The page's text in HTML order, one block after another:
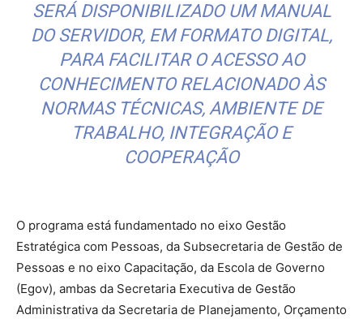
SERÁ DISPONIBILIZADO UM MANUAL
DO SERVIDOR, EM FORMATO DIGITAL,
PARA FACILITAR O ACESSO AO
CONHECIMENTO RELACIONADO ÀS
NORMAS TÉCNICAS, AMBIENTE DE
TRABALHO, INTEGRAÇÃO E
COOPERAÇÃO
O programa está fundamentado no eixo Gestão
Estratégica com Pessoas, da Subsecretaria de Gestão de
Pessoas e no eixo Capacitação, da Escola de Governo
(Egov), ambas da Secretaria Executiva de Gestão
Administrativa da Secretaria de Planejamento, Orçamento